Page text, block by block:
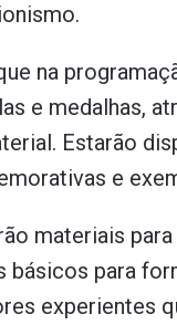
na
e medalhas,
Estarão
e
materiais
para
experientes